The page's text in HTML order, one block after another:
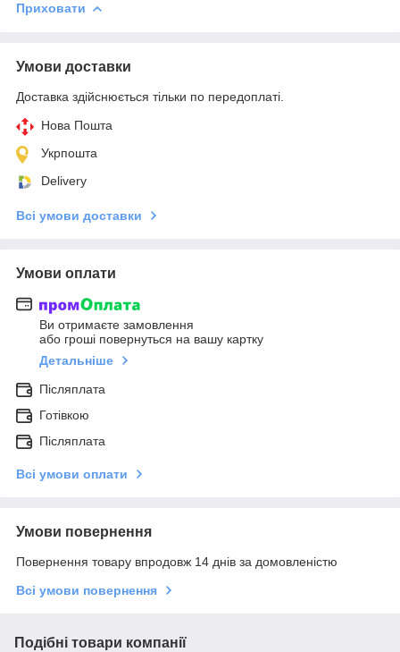
Приховати
Умови доставки
Доставка здійснюється тільки по передоплаті.
Нова Пошта
Укрпошта
Delivery
Всі умови доставки
Умови оплати
Ви отримаєте замовлення
або гроші повернуться на вашу картку
Детальніше
Післяплата
Готівкою
Післяплата
Всі умови оплати
Умови повернення
Повернення товару впродовж 14 днів за домовленістю
Всі умови повернення
Подібні товари компанії